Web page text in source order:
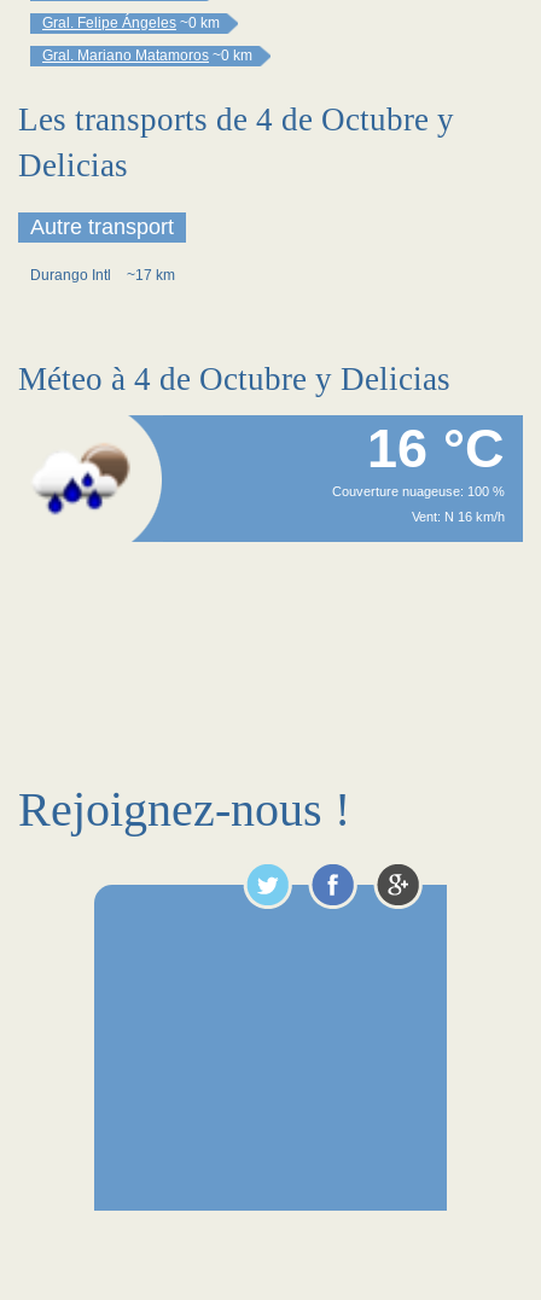
Gral. Felipe Ángeles ~0 km
Gral. Mariano Matamoros ~0 km
Les transports de 4 de Octubre y
Delicias
Autre transport
Durango Intl ~17 km
Méteo à 4 de Octubre y Delicias
16 °C
Couverture nuageuse: 100 %
Vent: N 16 km/h
Rejoignez-nous !